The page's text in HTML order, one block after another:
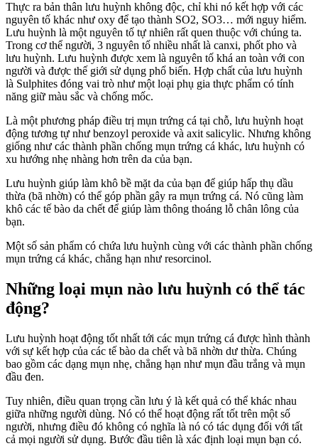
Thực ra bản thân lưu huỳnh không độc, chỉ khi nó kết hợp với các
nguyên tố khác như oxy để tạo thành SO2, SO3… mới nguy hiểm.
Lưu huỳnh là một nguyên tố tự nhiên rất quen thuộc với chúng ta.
Trong cơ thể người, 3 nguyên tố nhiều nhất là canxi, phốt pho và
lưu huỳnh. Lưu huỳnh được xem là nguyên tố khá an toàn với con
người và được thế giới sử dụng phổ biến. Hợp chất của lưu huỳnh
là Sulphites đóng vai trò như một loại phụ gia thực phẩm có tính
năng giữ màu sắc và chống mốc.
Là một phương pháp điều trị mụn trứng cá tại chỗ, lưu huỳnh hoạt
động tương tự như benzoyl peroxide và axit salicylic. Nhưng không
giống như các thành phần chống mụn trứng cá khác, lưu huỳnh có
xu hướng nhẹ nhàng hơn trên da của bạn.
Lưu huỳnh giúp làm khô bề mặt da của bạn để giúp hấp thụ dầu
thừa (bã nhờn) có thể góp phần gây ra mụn trứng cá. Nó cũng làm
khô các tế bào da chết để giúp làm thông thoáng lỗ chân lông của
bạn.
Một số sản phẩm có chứa lưu huỳnh cùng với các thành phần chống
mụn trứng cá khác, chẳng hạn như resorcinol.
Những loại mụn nào lưu huỳnh có thể tác
động?
Lưu huỳnh hoạt động tốt nhất tới các mụn trứng cá được hình thành
với sự kết hợp của các tế bào da chết và bã nhờn dư thừa. Chúng
bao gồm các dạng mụn nhẹ, chẳng hạn như mụn đầu trắng và mụn
đầu đen.
Tuy nhiên, điều quan trọng cần lưu ý là kết quả có thể khác nhau
giữa những người dùng. Nó có thể hoạt động rất tốt trên một số
người, nhưng điều đó không có nghĩa là nó có tác dụng đối với tất
cả mọi người sử dụng. Bước đầu tiên là xác định loại mụn bạn có.